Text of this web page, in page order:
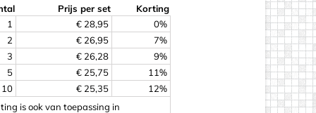
Prijs per set
Korting
1
€ 28,95
0%
2
€ 26,95
7%
3
€ 26,28
9%
5
€ 25,75
11%
10
€ 25,35
12%
is ook van toepassing in